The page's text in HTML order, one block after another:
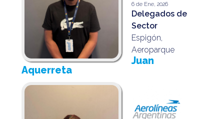
6 de Ene, 2026
Delegados de
Sector
Espigón,
Aeroparque
Juan
Aquerreta